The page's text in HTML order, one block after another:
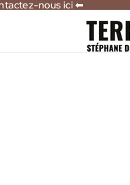
nous ici ⬅
nous ici ⬅